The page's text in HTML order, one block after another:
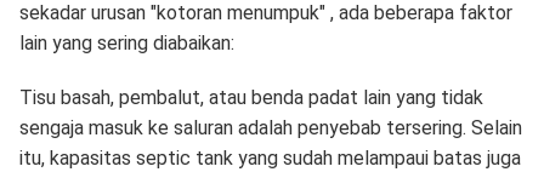
sekadar urusan "kotoran menumpuk" , ada beberapa faktor
lain yang sering diabaikan:
Tisu basah, pembalut, atau benda padat lain yang tidak
sengaja masuk ke saluran adalah penyebab tersering. Selain
itu, kapasitas septic tank yang sudah melampaui batas juga